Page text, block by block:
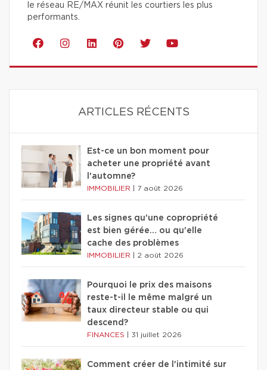
le réseau RE/MAX réunit les courtiers les plus
performants.
ARTICLES RÉCENTS
Est-ce un bon moment pour
acheter une propriété avant
l'automne?
IMMOBILIER 7 août 2026
Les signes qu'une copropriété
est bien gérée… ou qu'elle
cache des problèmes
IMMOBILIER 2 août 2026
Pourquoi le prix des maisons
reste-t-il le même malgré un
taux directeur stable ou qui
descend?
FINANCES 31 juillet 2026
Comment créer de l'intimité sur